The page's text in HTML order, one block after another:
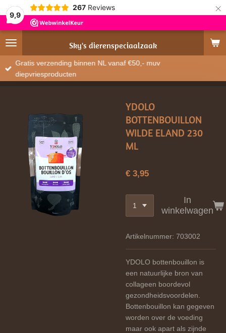
9,9
267 Reviews ×
Sky's dierenspeciaalzaak
Gratis verzending binnen NL vanaf €50,- muv
diepvriesproducten
YDOLO
BOTTENBOUILLON
WILDE ELAND 230
ML
€ 3,95
In
winkelwagen
Artikelnummer: 703002
YDOLO bottenbouillon is
een natuurlijke bron van
collageen boordevol
gezondheidsvoordelen.
Bottenbouillon kan gegeven
worden over de voeding
maar ook apart als zijnde